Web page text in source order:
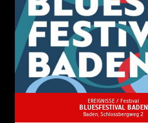
EREIGNISSE / Festival
BLUESFESTIVAL BADEN
Baden, Schlossbergweg 2